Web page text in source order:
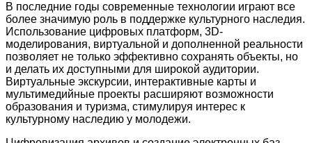
В последние годы современные технологии играют все
более значимую роль в поддержке культурного наследия.
Использование цифровых платформ, 3D-
моделирования, виртуальной и дополненной реальности
позволяет не только эффективно сохранять объекты, но
и делать их доступными для широкой аудитории.
Виртуальные экскурсии, интерактивные карты и
мультимедийные проекты расширяют возможности
образования и туризма, стимулируя интерес к
культурному наследию у молодежи.